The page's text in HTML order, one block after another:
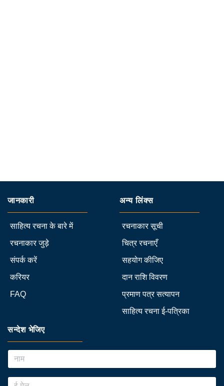
जानकारी
साहित्य रचना के बारे में
रचनाकार जुड़े
संपर्क करें
करियर
FAQ
अन्य लिंक्स
रचनाकार सूची
चित्र रचनाएँ
सहयोग कीजिए
दान राशि विवरण
प्रमाण पत्र सत्यापन
साहित्य रचना ई-पत्रिका
सन्देश भेजिए